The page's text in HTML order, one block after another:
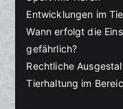
Entwicklungen im
Wann erfolgt die
gefährlich?
Rechtliche
Tierhaltung im